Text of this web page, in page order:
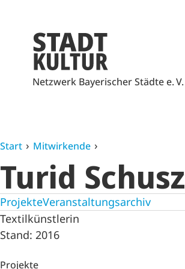
Netzwerk Bayerischer Städte e. V.
Start Mitwirkende
Turid
ProjekteVeranstaltungsarchiv
Textilkünstlerin
Stand: 2016
Projekte